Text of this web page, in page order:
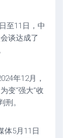
至11日，中
谈达成了
年12月，
变“强大”收
刑。
体5月11日